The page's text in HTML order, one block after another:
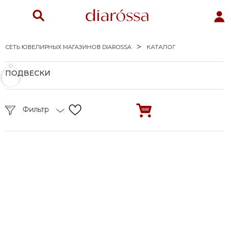
СЕТЬ ЮВЕЛИРНЫХ МАГАЗИНОВ DIAROSSA КАТАЛОГ
ПОДВЕСКИ
Фильтр